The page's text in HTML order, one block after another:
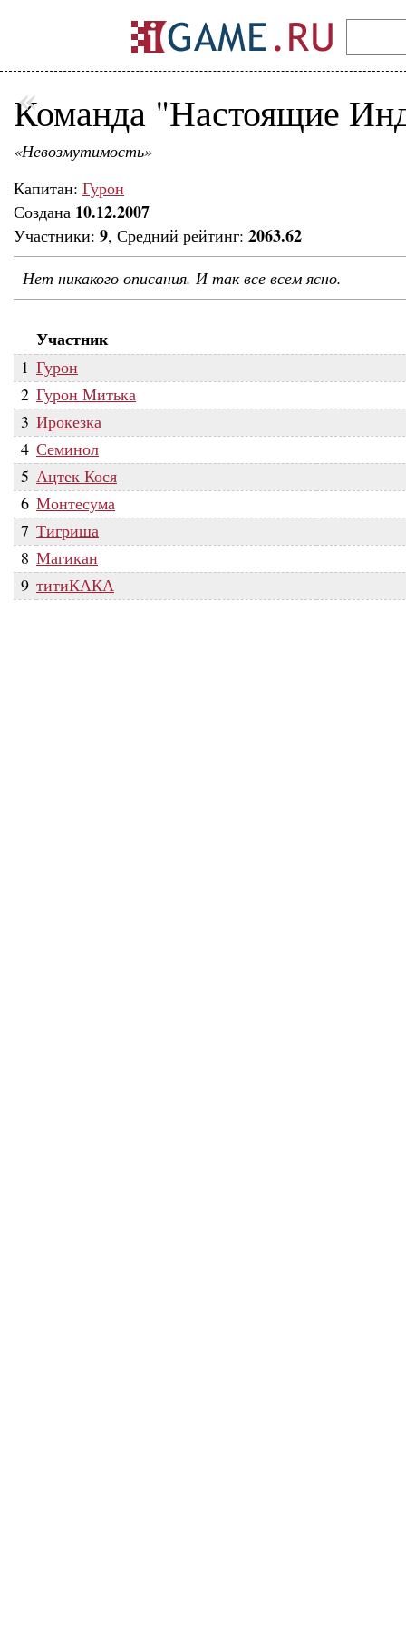
Команда "Настоящие
«Невозмутимость»
Капитан: Гурон
Создана 10.12.2007
Участники: 9, Средний рейтинг: 2063.62
Нет никакого описания. И так все всем ясно.
Участник
1 Гурон
2 Гурон Митька
3 Ирокезка
4 Семинол
5 Ацтек Кося
6 Монтесума
7 Тигриша
8 Магикан
9 титиКАКА
«